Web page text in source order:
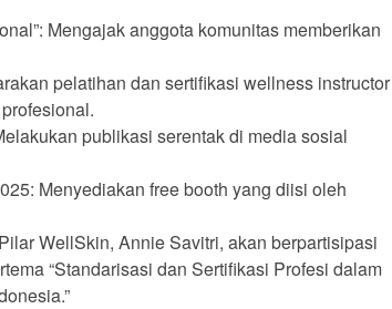
Mengajak anggota komunitas memberikan
pelatihan dan sertifikasi wellness instructor
publikasi serentak di media sosial
Menyediakan free booth yang diisi oleh
WellSkin, Annie Savitri, akan berpartisipasi
“Standarisasi dan Sertifikasi Profesi dalam